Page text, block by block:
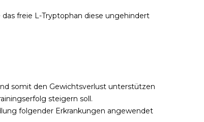
freie L-Tryptophan diese ungehindert
somit den Gewichtsverlust unterstützen
steigern soll.
folgender Erkrankungen angewendet